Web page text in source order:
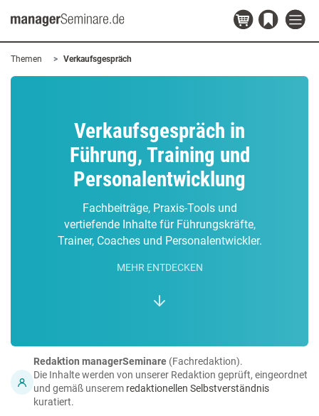
Themen Verkaufsgespräch
Verkaufsgespräch in
Führung, Training und
Personalentwicklung
Fachbeiträge, Praxis-Tools und
vertiefende Inhalte für Führungskräfte,
Trainer, Coaches und Personalentwickler.
MEHR ENTDECKEN
Redaktion managerSeminare (Fachredaktion).
Die Inhalte werden von unserer Redaktion geprüft, eingeordnet
und gemäß unserem redaktionellen Selbstverständnis
kuratiert.